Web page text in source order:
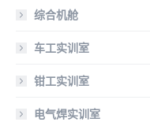
综合机舱
车工实训室
钳工实训室
电气焊实训室